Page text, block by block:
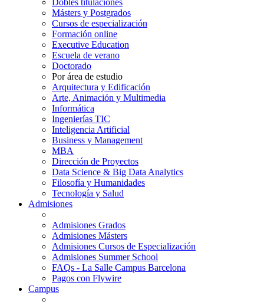
Dobles titulaciones
Másters y Postgrados
Cursos de especialización
Formación online
Executive Education
Escuela de verano
Doctorado
Por área de estudio
Arquitectura y Edificación
Arte, Animación y Multimedia
Informática
Ingenierías TIC
Inteligencia Artificial
Business y Management
MBA
Dirección de Proyectos
Data Science & Big Data Analytics
Filosofía y Humanidades
Tecnología y Salud
Admisiones
Admisiones Grados
Admisiones Másters
Admisiones Cursos de Especialización
Admisiones Summer School
FAQs - La Salle Campus Barcelona
Pagos con Flywire
Campus